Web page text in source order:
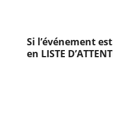
Si l’événement
en LISTE